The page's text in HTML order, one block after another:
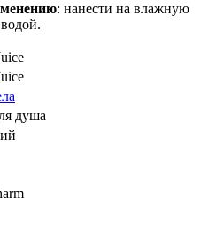
: нанести на влажную
душа